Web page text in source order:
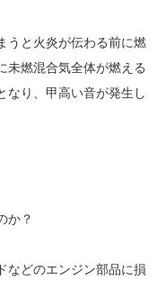
うと火炎が伝わる前に燃
未燃混合気全体が燃える
なり、甲高い音が発生し
か？
などのエンジン部品に損